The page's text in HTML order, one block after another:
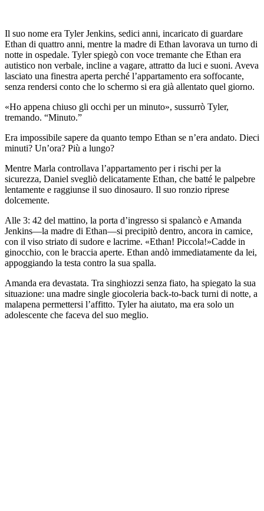
Il suo nome era Tyler Jenkins, sedici anni, incaricato di guardare
Ethan di quattro anni, mentre la madre di Ethan lavorava un turno di
notte in ospedale. Tyler spiegò con voce tremante che Ethan era
autistico non verbale, incline a vagare, attratto da luci e suoni. Aveva
lasciato una finestra aperta perché l’appartamento era soffocante,
senza rendersi conto che lo schermo si era già allentato quel giorno.
«Ho appena chiuso gli occhi per un minuto», sussurrò Tyler,
tremando. “Minuto.”
Era impossibile sapere da quanto tempo Ethan se n’era andato. Dieci
minuti? Un’ora? Più a lungo?
Mentre Marla controllava l’appartamento per i rischi per la
sicurezza, Daniel svegliò delicatamente Ethan, che batté le palpebre
lentamente e raggiunse il suo dinosauro. Il suo ronzio riprese
dolcemente.
Alle 3: 42 del mattino, la porta d’ingresso si spalancò e Amanda
Jenkins—la madre di Ethan—si precipitò dentro, ancora in camice,
con il viso striato di sudore e lacrime. «Ethan! Piccola!»Cadde in
ginocchio, con le braccia aperte. Ethan andò immediatamente da lei,
appoggiando la testa contro la sua spalla.
Amanda era devastata. Tra singhiozzi senza fiato, ha spiegato la sua
situazione: una madre single giocoleria back-to-back turni di notte, a
malapena permettersi l’affitto. Tyler ha aiutato, ma era solo un
adolescente che faceva del suo meglio.